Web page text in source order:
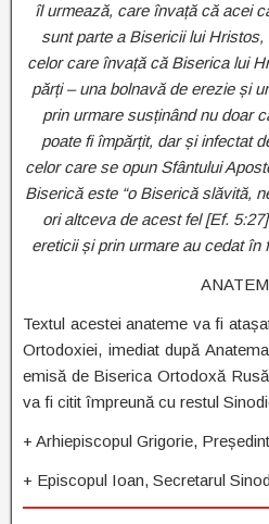
îl urmează, care învață că acei
sunt parte a Bisericii lui
celor care învață că Biserica lui
părți – una bolnavă de erezie și
prin urmare susținând nu doar
poate fi împărțit, dar și infectat
celor care se opun Sfântului
Biserică este “o Biserică slăvită,
ori altceva de acest fel [Ef.
ereticii și prin urmare au cedat în
Textul acestei anateme va fi
Ortodoxiei, imediat după
emisă de Biserica Ortodoxă
va fi citit împreună cu restul
+ Arhiepiscopul Grigorie,
+ Episcopul Ioan, Secretarul